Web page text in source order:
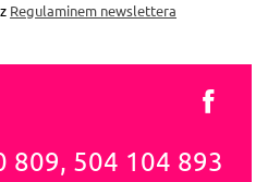
Regulaminem newslettera
809, 504 104 893